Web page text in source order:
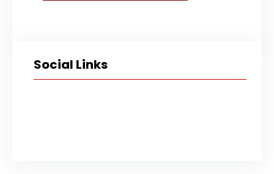
Social Links